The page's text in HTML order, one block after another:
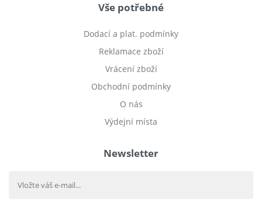
Vše potřebné
Dodací a plat. podmínky
Reklamace zboží
Vrácení zboží
Obchodní podmínky
O nás
Výdejní místa
Newsletter